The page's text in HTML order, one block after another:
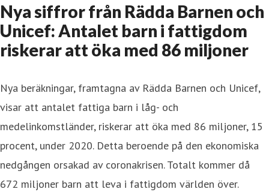
Nya siffror från Rädda Barnen och
Unicef: Antalet barn i fattigdom
riskerar att öka med 86 miljoner
Nya beräkningar, framtagna av Rädda Barnen och Unicef,
visar att antalet fattiga barn i låg- och
medelinkomstländer, riskerar att öka med 86 miljoner, 15
procent, under 2020. Detta beroende på den ekonomiska
nedgången orsakad av coronakrisen. Totalt kommer då
672 miljoner barn att leva i fattigdom världen över.